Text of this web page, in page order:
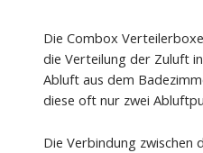
Die Combox
die Verteilung der Zuluft
Abluft aus dem
diese oft nur zwei
Die Verbindung